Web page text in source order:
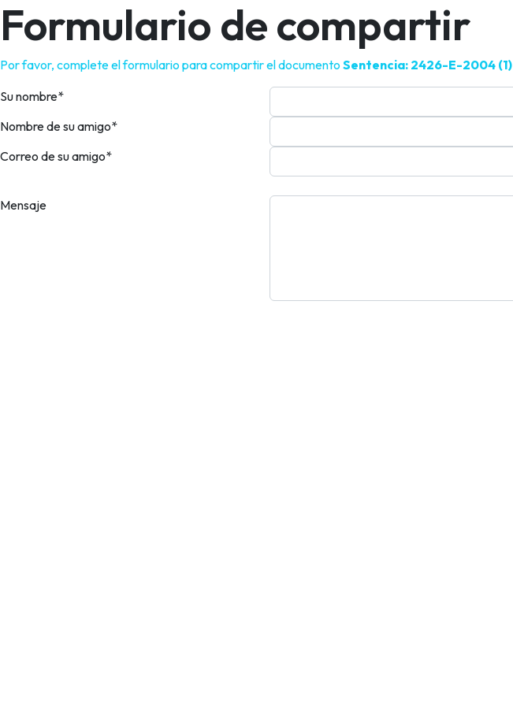
Formulario de compartir
Por favor, complete el formulario para compartir el documento Sentencia: 2426-E-2004 (1)
Su nombre*
Nombre de su amigo*
Correo de su amigo*
Mensaje